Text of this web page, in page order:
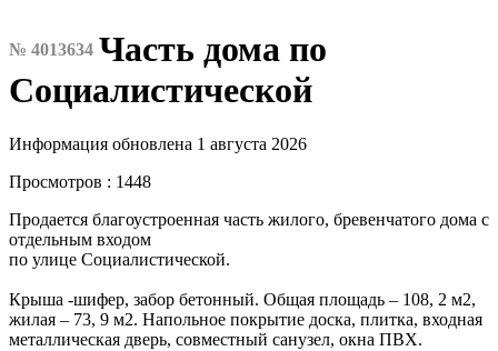
№ 4013634 Часть дома по
Социалистической
Информация обновлена 1 августа 2026
Просмотров : 1448
Продается благоустроенная часть жилого, бревенчатого дома с
отдельным входом
по улице Социалистической.
Крыша -шифер, забор бетонный. Общая площадь – 108, 2 м2,
жилая – 73, 9 м2. Напольное покрытие доска, плитка, входная
металлическая дверь, совместный санузел, окна ПВХ.